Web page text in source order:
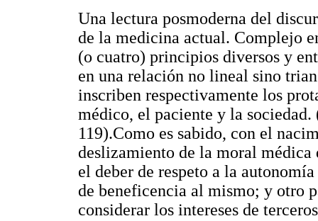
Una lectura posmoderna del
de la medicina actual. Complejo
(o cuatro) principios diversos y
en una relación no lineal sino
inscriben respectivamente los
médico, el paciente y la
119).Como es sabido, con el
deslizamiento de la moral
el deber de respeto a la
de beneficencia al mismo; y otro
considerar los intereses de